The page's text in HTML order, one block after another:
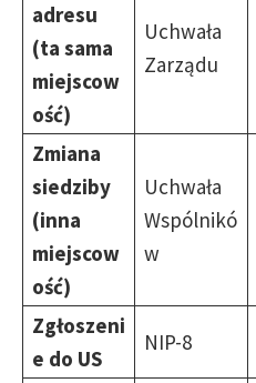
adresu
(ta sama
miejscow
ość)
Uchwała
Zarządu
Zmiana
siedziby
(inna
miejscow
ość)
Uchwała
Wspólnikó
w
Zgłoszeni
e do US
NIP-8